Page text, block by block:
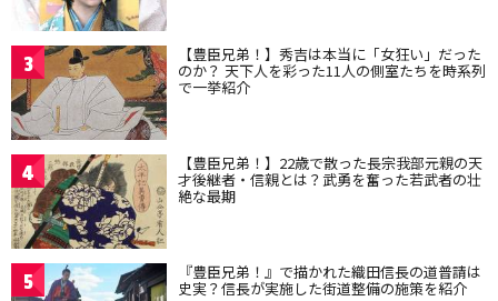
3 【豊臣兄弟！】秀吉は本当に「女狂い」だった
のか？ 天下人を彩った11人の側室たちを時系列
で一挙紹介
4 【豊臣兄弟！】22歳で散った長宗我部元親の天
才後継者・信親とは？武勇を奮った若武者の壮
絶な最期
5 『豊臣兄弟！』で描かれた織田信長の道普請は
史実？信長が実施した街道整備の施策を紹介